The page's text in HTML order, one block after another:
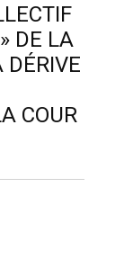
DE LA
DÉRIVE
COUR